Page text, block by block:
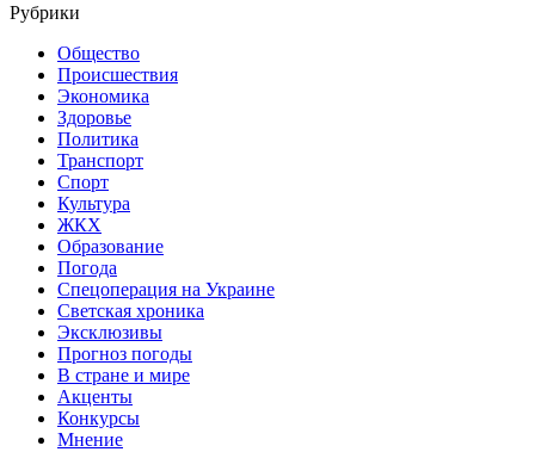
Рубрики
Общество
Происшествия
Экономика
Здоровье
Политика
Транспорт
Спорт
Культура
ЖКХ
Образование
Погода
Спецоперация на Украине
Светская хроника
Эксклюзивы
Прогноз погоды
В стране и мире
Акценты
Конкурсы
Мнение